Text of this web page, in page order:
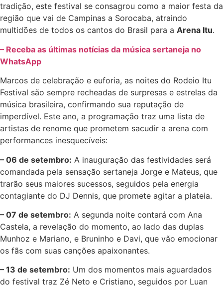
tradição, este festival se consagrou como a maior festa da
região que vai de Campinas a Sorocaba, atraindo
multidões de todos os cantos do Brasil para a Arena Itu.
– Receba as últimas notícias da música sertaneja no
WhatsApp
Marcos de celebração e euforia, as noites do Rodeio Itu
Festival são sempre recheadas de surpresas e estrelas da
música brasileira, confirmando sua reputação de
imperdível. Este ano, a programação traz uma lista de
artistas de renome que prometem sacudir a arena com
performances inesquecíveis:
– 06 de setembro: A inauguração das festividades será
comandada pela sensação sertaneja Jorge e Mateus, que
trarão seus maiores sucessos, seguidos pela energia
contagiante do DJ Dennis, que promete agitar a plateia.
– 07 de setembro: A segunda noite contará com Ana
Castela, a revelação do momento, ao lado das duplas
Munhoz e Mariano, e Bruninho e Davi, que vão emocionar
os fãs com suas canções apaixonantes.
– 13 de setembro: Um dos momentos mais aguardados
do festival traz Zé Neto e Cristiano, seguidos por Luan